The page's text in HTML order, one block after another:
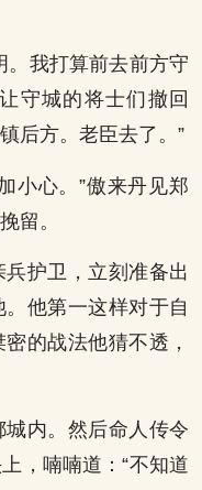
。我打算前去前方守
守城的将士们撤回
后方。老臣去了。”
小心。”傲来丹见郑
留。
护卫，立刻准备出
他第一这样对于自
的战法他猜不透，
内。然后命人传令
，喃喃道：“不知道